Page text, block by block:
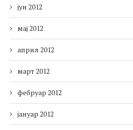
јун 2012
мај 2012
април 2012
март 2012
фебруар 2012
јануар 2012